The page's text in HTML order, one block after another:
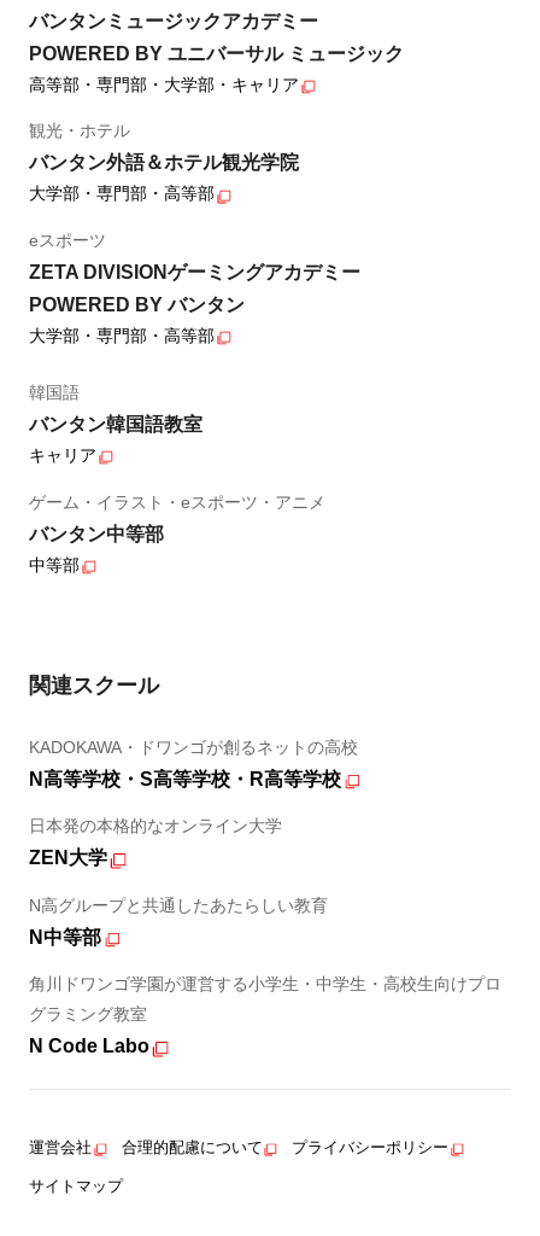
バンタンミュージックアカデミー
POWERED BY ユニバーサル ミュージック
高等部・専門部・大学部・キャリア
観光・ホテル
バンタン外語＆ホテル観光学院
大学部・専門部・高等部
eスポーツ
ZETA DIVISIONゲーミングアカデミー
POWERED BY バンタン
大学部・専門部・高等部
韓国語
バンタン韓国語教室
キャリア
ゲーム・イラスト・eスポーツ・アニメ
バンタン中等部
中等部
関連スクール
KADOKAWA・ドワンゴが創るネットの高校
N高等学校・S高等学校・R高等学校
日本発の本格的なオンライン大学
ZEN大学
N高グループと共通したあたらしい教育
N中等部
角川ドワンゴ学園が運営する小学生・中学生・高校生向けプロ
グラミング教室
N Code Labo
運営会社 合理的配慮について プライバシーポリシー
サイトマップ